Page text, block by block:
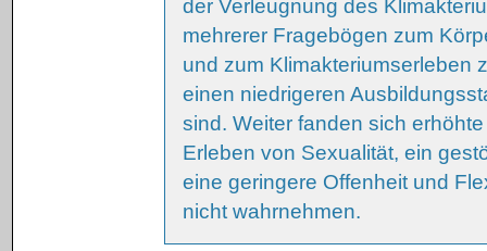
der Verleugnung des
mehrerer Fragebögen zum
und zum Klimakteriumserleben
einen niedrigeren
sind. Weiter fanden sich
Erleben von Sexualität, ein
eine geringere Offenheit und
nicht wahrnehmen.